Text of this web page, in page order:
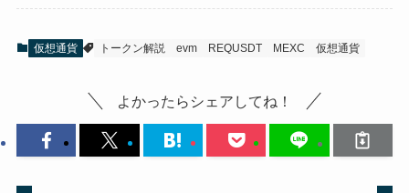
仮想通貨 トークン解説 evm REQUSDT MEXC 仮想通貨
よかったらシェアしてね！